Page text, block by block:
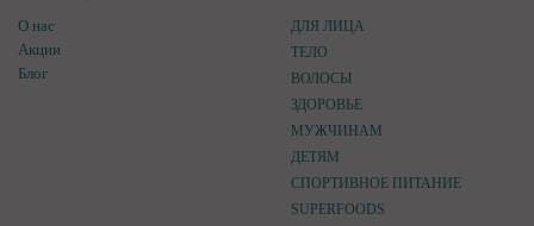
О нас
Акции
Блог
ДЛЯ ЛИЦА
ТЕЛО
ВОЛОСЫ
ЗДОРОВЬЕ
МУЖЧИНАМ
ДЕТЯМ
СПОРТИВНОЕ ПИТАНИЕ
SUPERFOODS